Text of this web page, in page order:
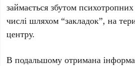
займається збутом
числі шляхом “закладок”, на
центру.
В подальшому отримана